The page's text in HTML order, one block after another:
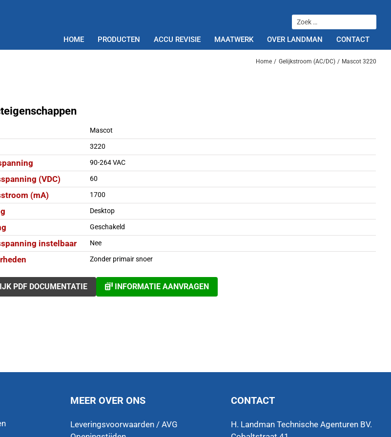
HOME PRODUCTEN ACCU REVISIE MAATWERK OVER LANDMAN CONTACT
Home Gelijkstroom (AC/DC) Mascot 3220
Mascot
3220
90-264 VAC
(VDC) 60
(mA) 1700
Desktop
Geschakeld
instelbaar Nee
Zonder primair snoer
PDF DOCUMENTATIE INFORMATIE AANVRAGEN
MEER OVER ONS
Leveringsvoorwaarden / AVG
CONTACT
H. Landman Technische Agenturen BV.